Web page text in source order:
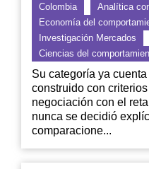
Colombia
Analítica
Economía del
Investigación Mercados
Ciencias del
Su categoría ya
construido con
negociación con el
nunca se decidió
comparacione...